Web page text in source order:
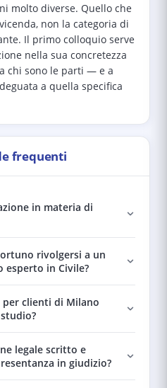
molto diverse. Quello che
non la categoria di
Il primo colloquio serve
nella sua concretezza
chi sono le parti — e a
a quella specifica
frequenti
in materia di
rivolgersi a un
in Civile?
clienti di Milano
legale scritto e
in giudizio?